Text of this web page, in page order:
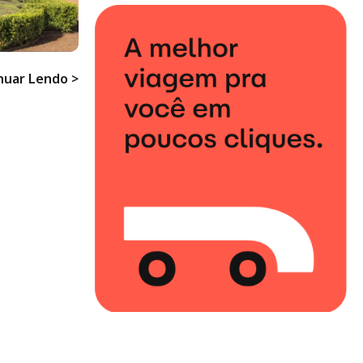
Lendo >